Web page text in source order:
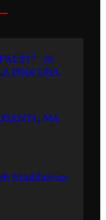
70
PROCURA.
MA
Maddalena